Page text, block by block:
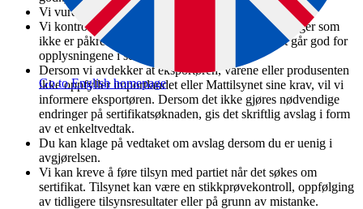
Go to English homepage
Vi vurderer om sertifikatet er riktig fylt ut og sendt inn
Vi kontrollerer at feltene ikke inneholder opplysninger som
ikke er påkrevd. Dette er viktig siden Mattilsynet går god for
opplysningene i sertifikatene.
Dersom vi avdekker at eksportøren, varene eller produsenten
ikke oppfyller importlandet eller Mattilsynet sine krav, vil vi
informere eksportøren. Dersom det ikke gjøres nødvendige
endringer på sertifikatsøknaden, gis det skriftlig avslag i form
av et enkeltvedtak.
Du kan klage på vedtaket om avslag dersom du er uenig i
avgjørelsen.
Vi kan kreve å føre tilsyn med partiet når det søkes om
sertifikat. Tilsynet kan være en stikkprøvekontroll, oppfølging
av tidligere tilsynsresultater eller på grunn av mistanke.